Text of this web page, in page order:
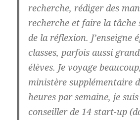
recherche, rédiger des
recherche et faire la tâche
de la réflexion. J’enseigne
classes, parfois aussi
élèves. Je voyage
ministère supplémentaire
heures par semaine, je
conseiller de 14 start-up